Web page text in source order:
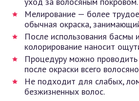
Мелирование — более
обычная окраска,
После использования басмы
колорирование наносит
Процедуру можно проводить
после окраски всего
Не подходит для слабых,
безжизненных волос.